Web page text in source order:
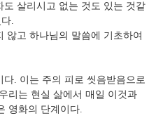
도 살리시고 없는 것도 있는 것같
.
않고 하나님의 말씀에 기초하여
다. 이는 주의 피로 씻음받음으로
우리는 현실 삶에서 매일 이것과
영화의 단계이다.